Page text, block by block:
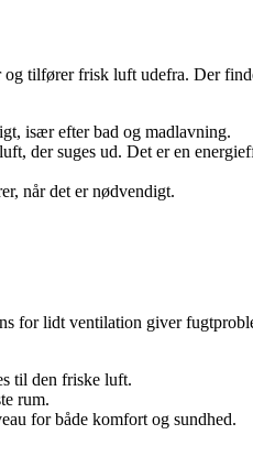
tilfører frisk luft udefra. Der
især efter bad og madlavning.
der suges ud. Det er en
når det er nødvendigt.
for lidt ventilation giver
til den friske luft.
rum.
for både komfort og sundhed.